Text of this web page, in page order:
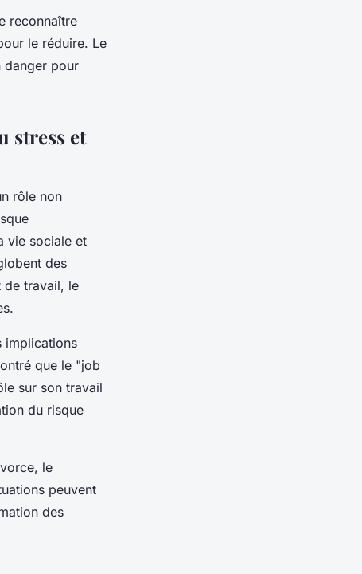
reconnaître
le réduire. Le
danger pour
stress et
rôle non
vie sociale et
des
de travail, le
implications
que le "job
sur son travail
du risque
le
peuvent
des